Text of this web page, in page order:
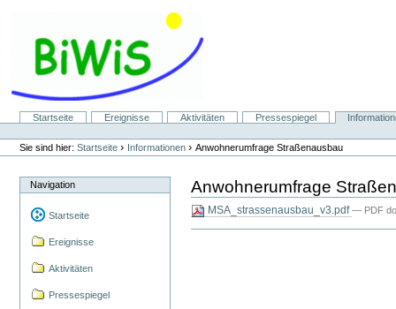
Navigation
SektionenStartseite Ereignisse Aktivitäten Pressespiegel
Benutzerspezifische
Werkzeuge
Sie sind hier: Startseite › Informationen ›Anwohnerumfrage Straßenausbau
Navigation
Startseite
Ereignisse
Aktivitäten
Pressespiegel
Anwohnerumfrage
MSA_strassenausbau_v3.pdf— PDF